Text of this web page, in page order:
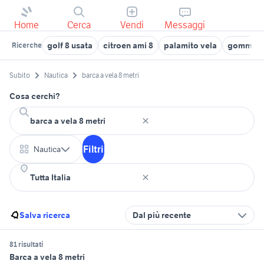
Home Cerca Vendi Messaggi
Ricerche golf 8 usata citroen ami 8 palamito vela
Subito Nautica barca a vela 8 metri
Cosa cerchi?
Nautica Filtri
Salva ricerca Dal più recente
81 risultati
Barca a vela 8 metri